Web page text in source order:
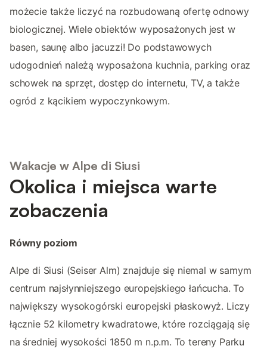
możecie także liczyć na rozbudowaną ofertę odnowy
biologicznej. Wiele obiektów wyposażonych jest w
basen, saunę albo jacuzzi! Do podstawowych
udogodnień należą wyposażona kuchnia, parking oraz
schowek na sprzęt, dostęp do internetu, TV, a także
ogród z kącikiem wypoczynkowym.
Wakacje w Alpe di Siusi
Okolica i miejsca warte
zobaczenia
Równy poziom
Alpe di Siusi (Seiser Alm) znajduje się niemal w samym
centrum najsłynniejszego europejskiego łańcucha. To
największy wysokogórski europejski płaskowyż. Liczy
łącznie 52 kilometry kwadratowe, które rozciągają się
na średniej wysokości 1850 m n.p.m. To tereny Parku